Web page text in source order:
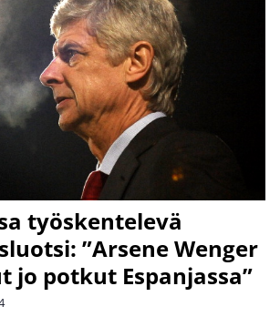
työskentelevä
”Arsene Wenger
jo potkut Espanjassa”